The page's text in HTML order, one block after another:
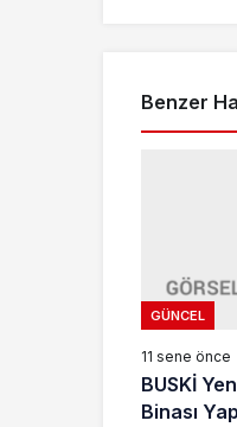
Benzer
GÜNCEL
11 sene önce
BUSKİ
Binası